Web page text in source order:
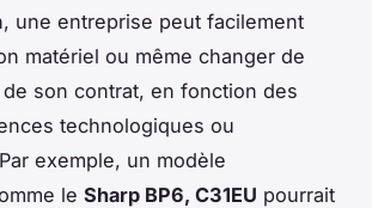
une entreprise peut facilement
matériel ou même changer de
son contrat, en fonction des
technologiques ou
exemple, un modèle
le Sharp BP6, C31EU pourrait